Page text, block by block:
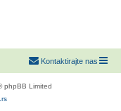
Kontaktirajte nas
phpBB Limited